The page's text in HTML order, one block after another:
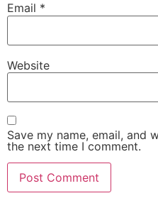
Email *
Website
Save my name, email, and
the next time I comment.